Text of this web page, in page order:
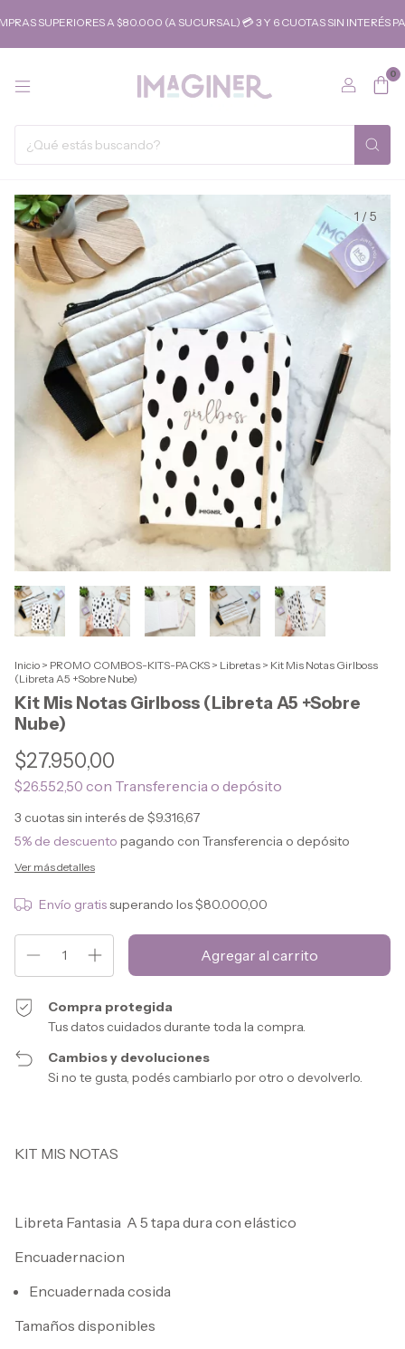
A $80.000 (A SUCURSAL) 💳 3 Y 6 CUOTAS SIN INTERÉS PARA
0
1 /5
Inicio > PROMO COMBOS-KITS-PACKS > Libretas > Kit Mis Notas Girlboss
(Libreta A5 +Sobre Nube)
Kit Mis Notas Girlboss (Libreta A5 +Sobre
Nube)
$27.950,00
$26.552,50 con Transferencia o depósito
3 cuotas sin interés de $9.316,67
5% de descuento pagando con Transferencia o depósito
Ver más detalles
Envío gratissuperando los$80.000,00
Compra protegida
Tus datos cuidados durante toda la compra.
Cambios y devoluciones
Si no te gusta, podés cambiarlo por otro o devolverlo.
KIT MIS NOTAS
Libreta Fantasia A 5 tapa dura con elástico
Encuadernacion
Encuadernada cosida
Tamaños disponibles